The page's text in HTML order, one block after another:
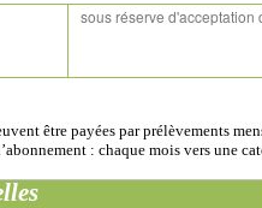
sous réserve d'acceptation
être payées par prélèvements
: chaque mois vers une